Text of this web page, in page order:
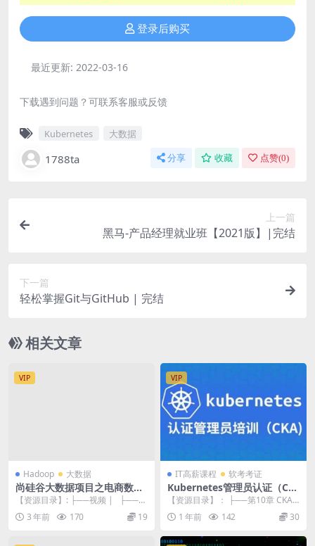
登录后购买
最近更新: 2022-03-16
下载遇到问题？可联系客服或反馈
Kubernetes 大数据
1788ta 分享 收藏 点赞(0)
上一篇
黑马-产品经理就业班【2021版】|完结
下一篇
轻松掌握Git与GitHub | 完结
相关文章
VIP
Hadoop 大数据
尚硅谷大数据项目之电商数仓
V6.0
【资源目录】: ├──视频 | ├──0
01 – 数仓 R...
3 年前 170 19
VIP
IT高薪课程 软考考证
Kubernetes管理员认证（CK
A）
【资源目录】： ├──第10章 CKA
备考注意事项 | ├──10-1 -1 ...
1 年前 142 30